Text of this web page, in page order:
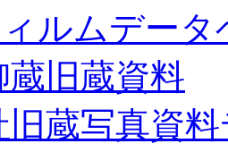
ルムデータ
蔵旧蔵資料
旧蔵写真資